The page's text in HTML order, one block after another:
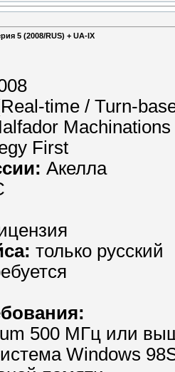
5 (2008/RUS) + UA-IX
time / Turn-
Machinations
First
Акелла
только русский
500 МГц или
Windows